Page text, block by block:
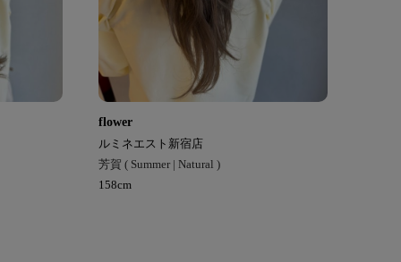
flower
ルミネエスト新宿店
芳賀 ( Summer | Natural )
158cm